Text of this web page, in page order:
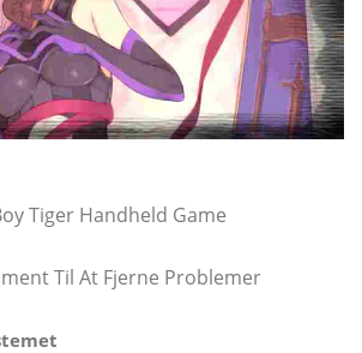
Tiger Handheld Game
Til At Fjerne Problemer